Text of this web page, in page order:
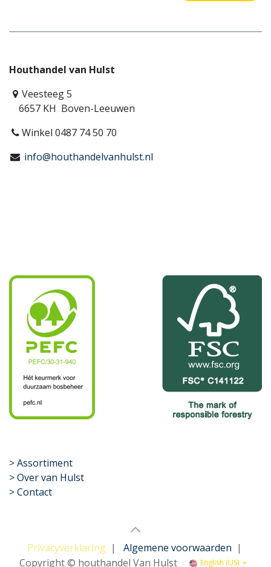
Houthandel van Hulst
Veesteeg 5
6657 KH Boven-Leeuwen
Winkel 0487 74 50 70
info@houthandelvanhulst.nl
​>Assortiment
> Over van Hulst
> Contact
Privacyverklaring| Algemene voorwaarden |
Copyright © houthandel Van Hulst
English (US)